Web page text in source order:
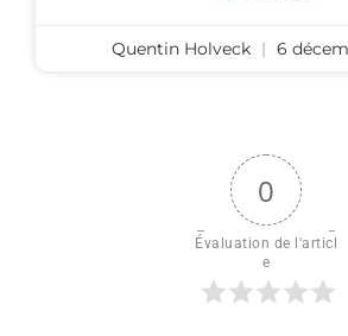
Quentin Holveck 6
0
Évaluation de l'articl
e